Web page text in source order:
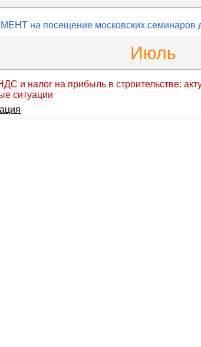
на посещение московских семинаров
Июль
и налог на прибыль в строительстве:
ситуации